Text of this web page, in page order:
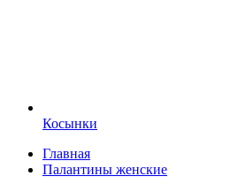
Косынки
Главная
Палантины женские